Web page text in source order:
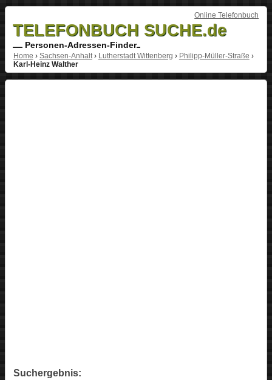
Online Telefonbuch
TELEFONBUCH SUCHE.de
Personen-Adressen-Finder
Home › Sachsen-Anhalt› Lutherstadt Wittenberg › Philipp-Müller-Straße ›
Karl-Heinz Walther
Suchergebnis: